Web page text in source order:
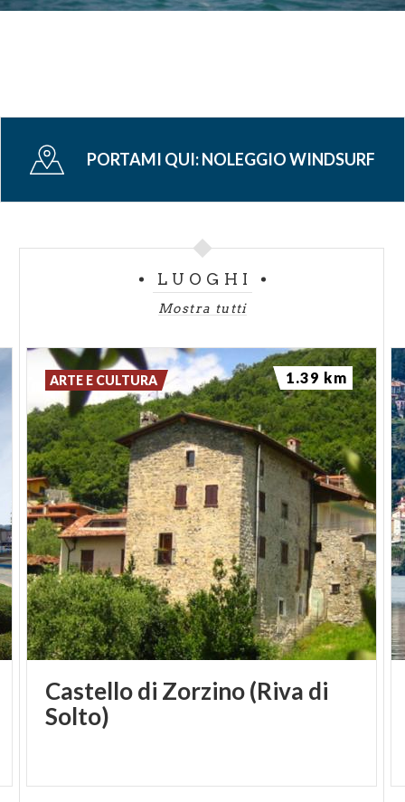
PORTAMI QUI:NOLEGGIO WINDSURF
LUOGHI
Mostra tutti
Castello di Zorzino (Riva di
Solto)
ARTE E CULTURA 1.39 km